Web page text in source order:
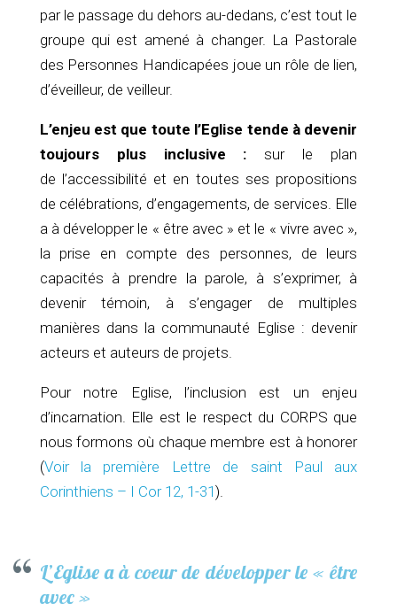
par le passage du dehors au-dedans, c’est tout le
groupe qui est amené à changer. La Pastorale
des Personnes Handicapées joue un rôle de lien,
d’éveilleur, de veilleur.
L’enjeu est que toute l’Eglise tende à devenir
toujours plus inclusive : sur le plan
de l’accessibilité et en toutes ses propositions
de célébrations, d’engagements, de services. Elle
a à développer le « être avec » et le « vivre avec »,
la prise en compte des personnes, de leurs
capacités à prendre la parole, à s’exprimer, à
devenir témoin, à s’engager de multiples
manières dans la communauté Eglise : devenir
acteurs et auteurs de projets.
Pour notre Eglise, l’inclusion est un enjeu
d’incarnation. Elle est le respect du CORPS que
nous formons où chaque membre est à honorer
(Voir la première Lettre de saint Paul aux
Corinthiens – I Cor 12, 1-31).
L’Eglise a à coeur de développer le « être
avec »